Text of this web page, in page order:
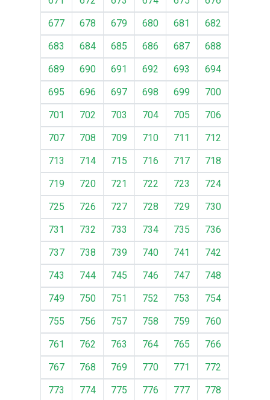
677
678 679 680 681
682
683
684 685 686 687
688
689
690 691 692 693
694
695
696 697 698 699
700
701
702 703 704 705
706
707
708 709 710 711
712
713
714 715 716 717
718
719
720 721 722 723
724
725
726 727 728 729
730
731
732 733 734 735
736
737
738 739 740 741
742
743
744 745 746 747
748
749
750 751 752 753
754
755
756 757 758 759
760
761
762 763 764 765
766
767
768 769 770 771
772
773
774 775 776 777 778